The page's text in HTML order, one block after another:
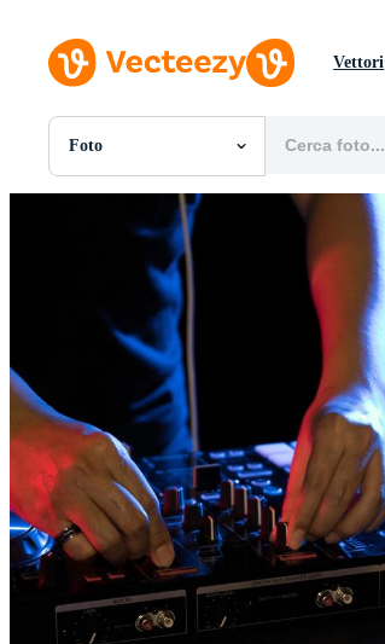
Vettori
Foto
Tutte Immagini
PNGs
Vettori
Videos
Motion graphics
Immagini Editoriali
Eventi Editoriali